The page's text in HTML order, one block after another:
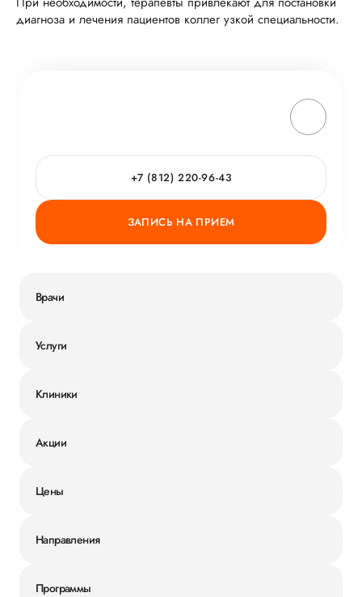
диагноза и лечения пациентов коллег узкой специальности.
+7 (812) 220-96-43
ЗАПИСЬ НА ПРИЕМ
Врачи
Услуги
Клиники
Акции
Цены
Направления
Программы